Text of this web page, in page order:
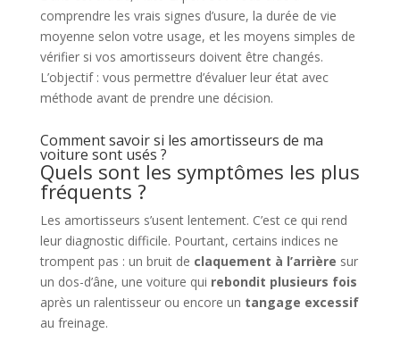
comprendre les vrais signes d’usure, la durée de vie
moyenne selon votre usage, et les moyens simples de
vérifier si vos amortisseurs doivent être changés.
L’objectif : vous permettre d’évaluer leur état avec
méthode avant de prendre une décision.
Comment savoir si les amortisseurs de ma
voiture sont usés ?
Quels sont les symptômes les plus
fréquents ?
Les amortisseurs s’usent lentement. C’est ce qui rend
leur diagnostic difficile. Pourtant, certains indices ne
trompent pas : un bruit de claquement à l’arrière sur
un dos-d’âne, une voiture qui rebondit plusieurs fois
après un ralentisseur ou encore un tangage excessif
au freinage.